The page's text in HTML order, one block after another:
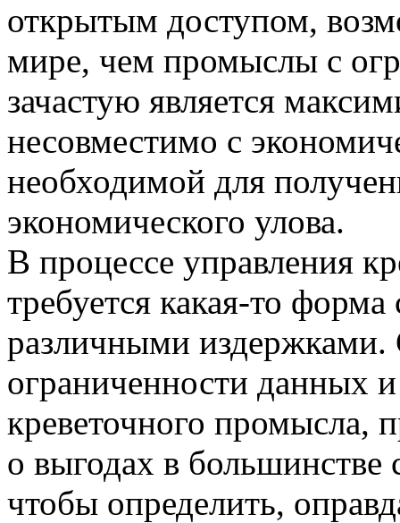
открытым доступом,
мире, чем промыслы с
зачастую является
несовместимо с
необходимой для
экономического улова.
В процессе управления
требуется какая-то
различными издержками.
ограниченности данных
креветочного промысла,
о выгодах в большинстве
чтобы определить,